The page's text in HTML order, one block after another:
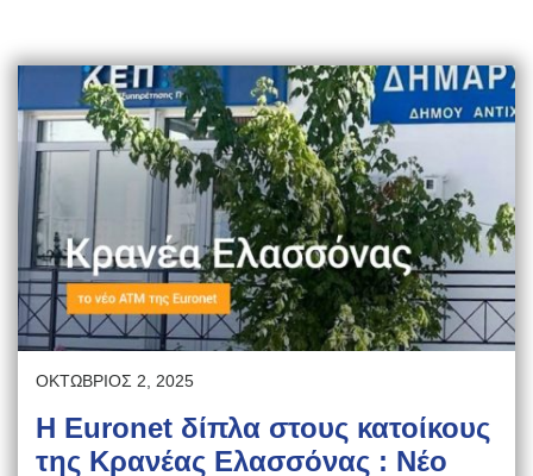
ΟΚΤΏΒΡΙΟΣ 2, 2025
Η Euronet δίπλα στους κατοίκους
της Κρανέας Ελασσόνας : Νέο